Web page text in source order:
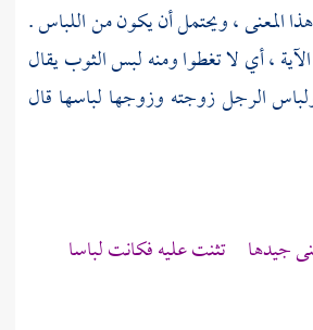
المعنى ، ويحتمل أن يكون من اللباس .
، أي لا تغطوا ومنه لبس الثوب يقال
الرجل زوجته وزوجها لباسها قال
جيدها تثنت عليه فكانت لباسا